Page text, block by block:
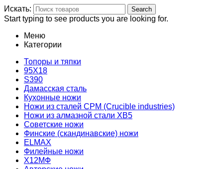
Искать: Search
Start typing to see products you are looking for.
Меню
Категории
Топоры и тяпки
95Х18
S390
Дамасская сталь
Кухонные ножи
Ножи из сталей CPM (Crucible industries)
Ножи из алмазной стали ХВ5
Советские ножи
Финские (скандинавские) ножи
ELMAX
Филейные ножи
Х12МФ